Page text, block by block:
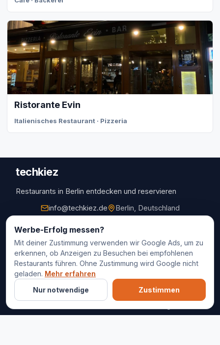
Ristorante Evin
Italienisches Restaurant · Pizzeria
techkiez
Restaurants in Berlin entdecken und reservieren
info@techkiez.de
Berlin, Deutschland
Restaurants
Restaurantauswahl
Für Unternehmen
Kontakt
© 2025 techkiez. Alle Rechte vorbehalten.
Werbe-Erfolg messen?
Mit deiner Zustimmung verwenden wir Google Ads, um zu
erkennen, ob Anzeigen zu Besuchen bei empfohlenen
Restaurants führen. Ohne Zustimmung wird Google nicht
geladen. Mehr erfahren
Nur notwendige
Zustimmen